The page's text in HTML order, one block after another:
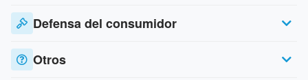
Defensa del consumidor
Otros